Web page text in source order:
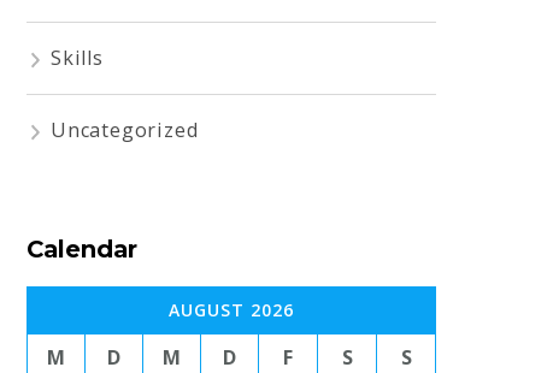
Skills
Uncategorized
Calendar
AUGUST 2026
M D M D F S
S